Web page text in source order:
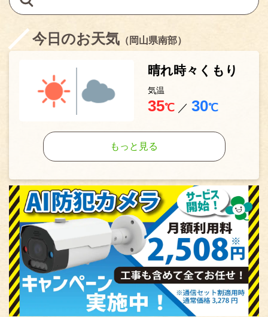
今日のお天気 （岡山県南部）
晴れ時々くもり
気温
35℃ ／ 30℃
もっと見る